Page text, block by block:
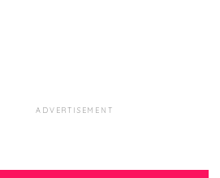
ADVERTISEMENT